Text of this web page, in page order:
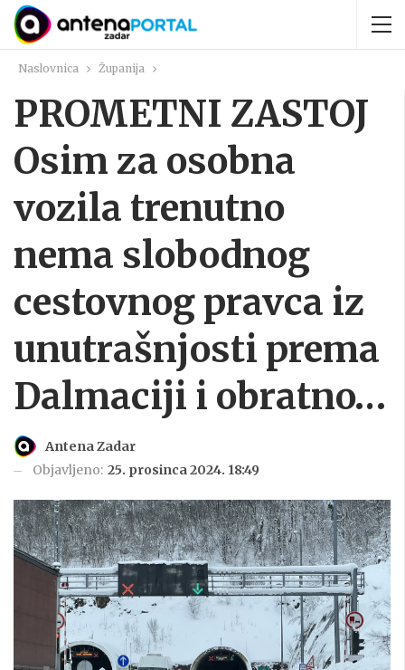
Naslovnica Županija
PROMETNI ZASTOJ
Osim za osobna
vozila trenutno
nema slobodnog
cestovnog pravca iz
unutrašnjosti prema
Dalmaciji i obratno…
Antena Zadar
Objavljeno: 25. prosinca 2024. 18:49